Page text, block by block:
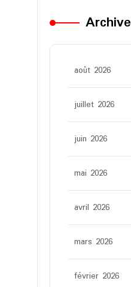
Archive
août 2026
juillet 2026
juin 2026
mai 2026
avril 2026
mars 2026
février 2026